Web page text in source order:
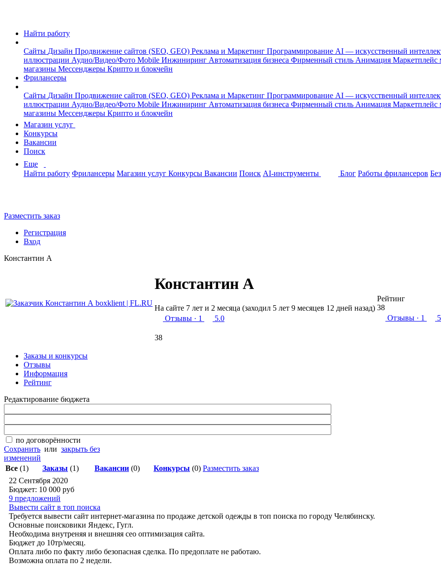
Найти работу
Сайты Дизайн Продвижение сайтов (SEO, GEO) Реклама и Маркетинг Программирование AI — искусственный
иллюстрации Аудио/Видео/Фото Mobile Инжиниринг Автоматизация бизнеса Фирменный стиль Анимация
магазины Мессенджеры Крипто и блокчейн
Фрилансеры
Сайты Дизайн Продвижение сайтов (SEO, GEO) Реклама и Маркетинг Программирование AI — искусственный
иллюстрации Аудио/Видео/Фото Mobile Инжиниринг Автоматизация бизнеса Фирменный стиль Анимация
магазины Мессенджеры Крипто и блокчейн
Магазин услуг
Конкурсы
Вакансии
Поиск
Еще
Найти работу Фрилансеры Магазин услуг Конкурсы Вакансии Поиск AI-инструменты Блог Работы фрилансеров
Разместить заказ
Регистрация
Вход
Константин А
Константин А
На сайте 7 лет и 2 месяца (заходил 5 лет 9 месяцев 12 дней назад)
Отзывы · 1 5.0
38
Рейтинг
38
Отзывы · 1
Заказы и конкурсы
Отзывы
Информация
Рейтинг
Редактирование бюджета
по договорённости
Сохранить или закрыть без
изменений
Все (1) Заказы (1) Вакансии (0) Конкурсы (0) Разместить заказ
22 Сентября 2020
Бюджет: 10 000 руб
9 предложений
Вывести сайт в топ поиска
Требуется вывести сайт интернет-магазина по продаже детской одежды в топ поиска по городу Челябинску.
Основные поисковики Яндекс, Гугл.
Необходима внутреняя и внешняя сео оптимизация сайта.
Бюджет до 10тр/месяц.
Оплата либо по факту либо безопасная сделка. По предоплате не работаю.
Возможна оплата по 2 недели.